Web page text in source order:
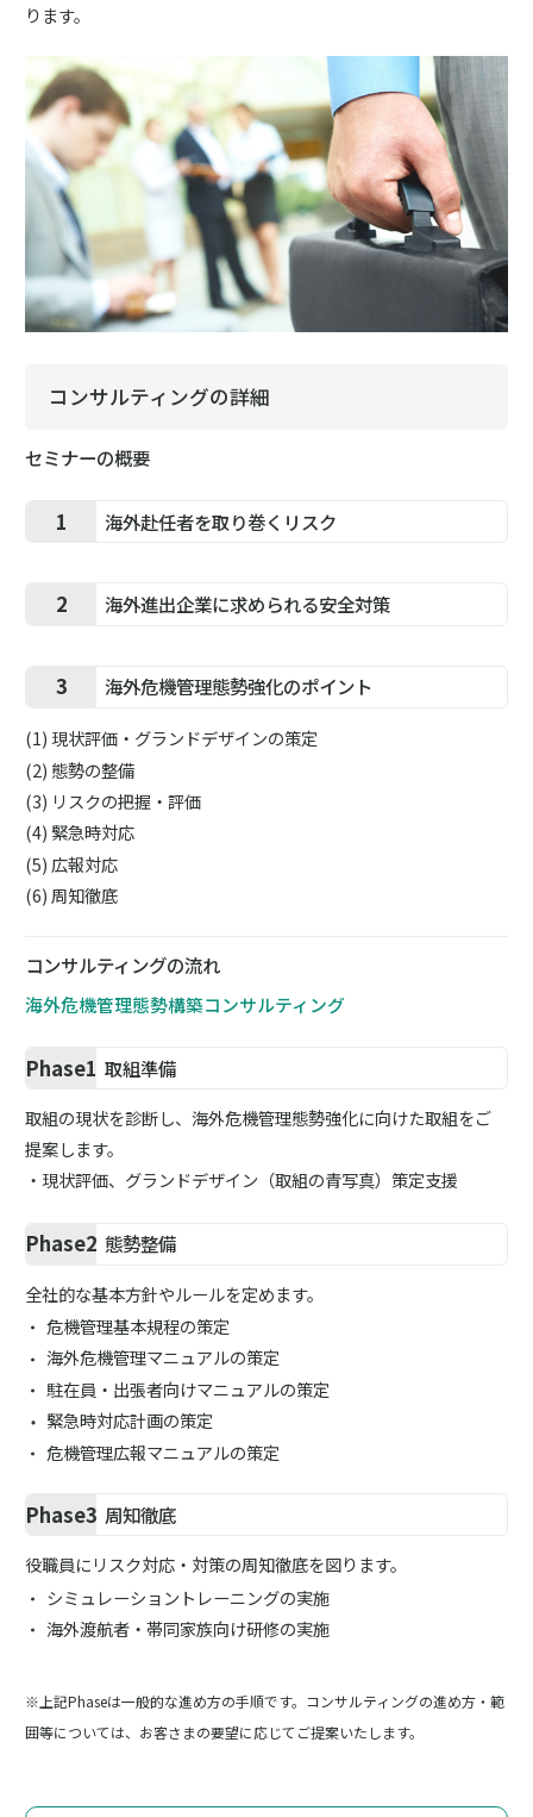
ります。
コンサルティングの詳細
セミナーの概要
1 海外赴任者を取り巻くリスク
2 海外進出企業に求められる安全対策
3 海外危機管理態勢強化のポイント
現状評価・グランドデザインの策定
態勢の整備
リスクの把握・評価
緊急時対応
広報対応
周知徹底
コンサルティングの流れ
海外危機管理態勢構築コンサルティング
Phase1 取組準備
取組の現状を診断し、海外危機管理態勢強化に向けた取組をご
提案します。
・現状評価、グランドデザイン（取組の青写真）策定支援
Phase2 態勢整備
全社的な基本方針やルールを定めます。
危機管理基本規程の策定
海外危機管理マニュアルの策定
駐在員・出張者向けマニュアルの策定
緊急時対応計画の策定
危機管理広報マニュアルの策定
Phase3 周知徹底
役職員にリスク対応・対策の周知徹底を図ります。
シミュレーショントレーニングの実施
海外渡航者・帯同家族向け研修の実施
※上記Phaseは一般的な進め方の手順です。コンサルティングの進め方・範
囲等については、お客さまの要望に応じてご提案いたします。